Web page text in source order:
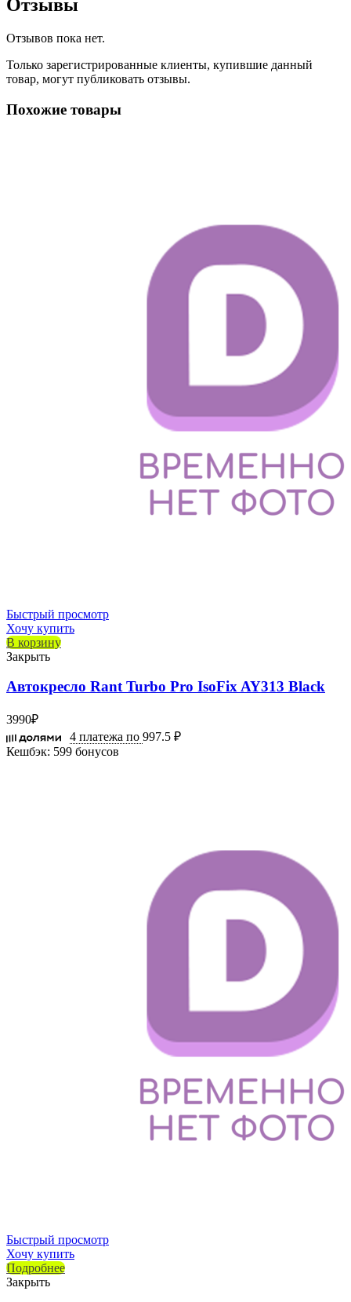
Отзывы
Отзывов пока нет.
Только зарегистрированные клиенты, купившие данный
товар, могут публиковать отзывы.
Похожие товары
Быстрый просмотр
Хочу купить
В корзину
Закрыть
Автокресло Rant Turbo Pro IsoFix AY313 Black
3990₽
4 платежа по 997.5 ₽
Кешбэк: 599 бонусов
Быстрый просмотр
Хочу купить
Подробнее
Закрыть